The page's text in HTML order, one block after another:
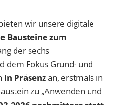
wir unsere digitale
Bausteine zum
der sechs
dem Fokus Grund- und
in Präsenzan, erstmals in
zu „Anwenden und